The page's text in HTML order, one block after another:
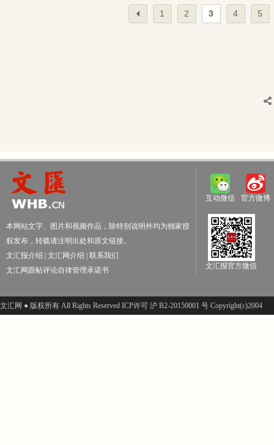
1 2 3 4 5
本网站文字、图片和视频作品，除特别说明外均为独家授
权发布，转载请注明出处和原文链接。
文汇报介绍
文汇网介绍
联系我们
文汇网跟帖评论自律管理承诺书
互动微信 官方微博
文汇报官方微信
文汇网 ● 版权所有 All Rights Reserved ICP许可 沪 B2-20150001 号 Copyright(c)2004